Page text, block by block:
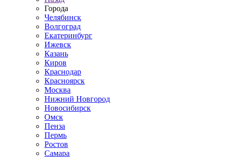
Города
Челябинск
Волгоград
Екатеринбург
Ижевск
Казань
Киров
Краснодар
Красноярск
Москва
Нижний Новгород
Новосибирск
Омск
Пенза
Пермь
Ростов
Самара